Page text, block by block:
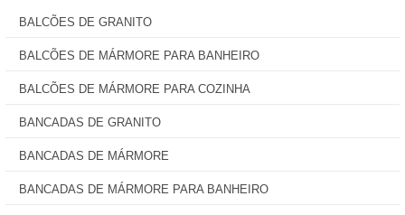
BALCÕES DE GRANITO
BALCÕES DE MÁRMORE PARA BANHEIRO
BALCÕES DE MÁRMORE PARA COZINHA
BANCADAS DE GRANITO
BANCADAS DE MÁRMORE
BANCADAS DE MÁRMORE PARA BANHEIRO